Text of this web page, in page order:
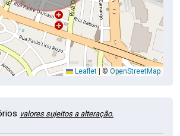
Leaflet © OpenStreetMap
valores sujeitos a alteração.